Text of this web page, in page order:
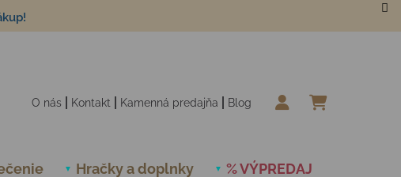
O nás Kontakt Kamenná predajňa Blog
Hračky a doplnky % VÝPREDAJ